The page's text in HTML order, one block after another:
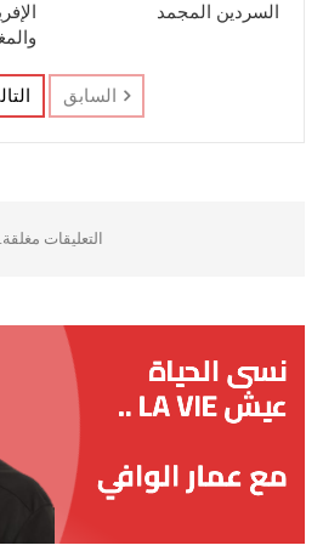
السردين المجمد
السابق
التعليقات مغلقة.